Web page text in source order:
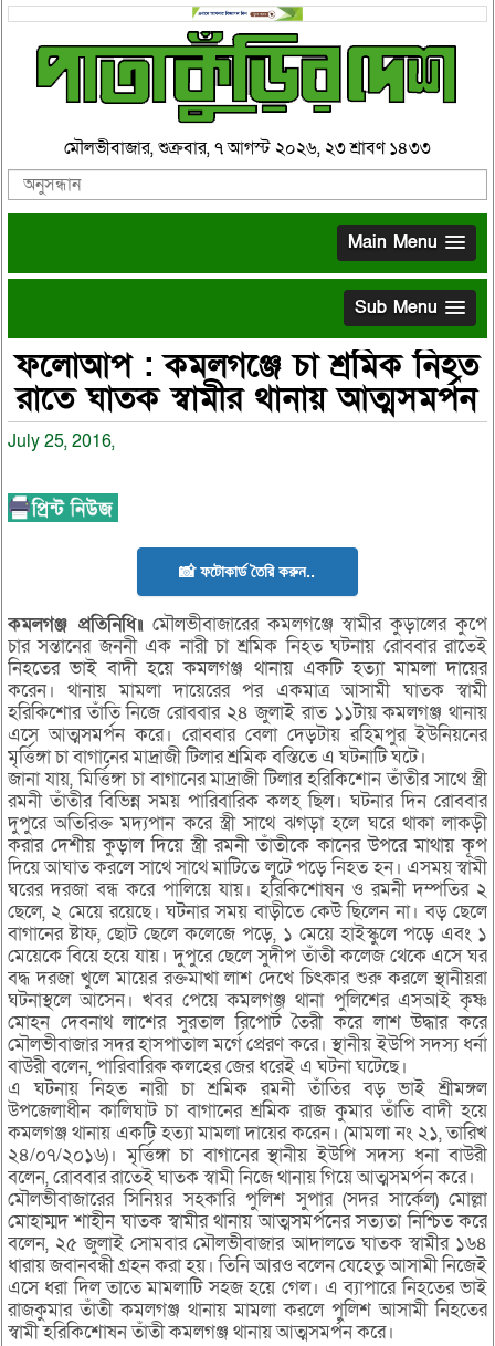
মৌলভীবাজার, শুক্রবার, ৭ আগস্ট ২০২৬, ২৩ শ্রাবণ ১৪৩৩
Main Menu
Sub Menu
ফলোআপ : কমলগঞ্জে চা শ্রমিক নিহত
রাতে ঘাতক স্বামীর থানায় আত্মসমর্পন
July 25, 2016,
📸 ফটোকার্ড তৈরি করুন..
কমলগঞ্জ প্রতিনিধি॥মৌলভীবাজারের কমলগঞ্জে স্বামীর কুড়ালের কুপে
চার সন্তানের জননী এক নারী চা শ্রমিক নিহত ঘটনায় রোববার রাতেই
নিহতের ভাই বাদী হয়ে কমলগঞ্জ থানায় একটি হত্যা মামলা দায়ের
করেন। থানায় মামলা দায়েরের পর একমাত্র আসামী ঘাতক স্বামী
হরিকিশোর তাঁতি নিজে রোববার ২৪ জুলাই রাত ১১টায় কমলগঞ্জ থানায়
এসে আত্মসমর্পন করে। রোববার বেলা দেড়টায় রহিমপুর ইউনিয়নের
মৃর্ত্তিঙ্গা চা বাগানের মাদ্রাজী টিলার শ্রমিক বস্তিতে এ ঘটনাটি ঘটে।
জানা যায়, মির্ত্তিঙ্গা চা বাগানের মাদ্রাজী টিলার হরিকিশোন তাঁতীর সাথে স্ত্রী
রমনী তাঁতীর বিভিন্ন সময় পারিবারিক কলহ ছিল। ঘটনার দিন রোববার
দুপুরে অতিরিক্ত মদ্যপান করে স্ত্রী সাথে ঝগড়া হলে ঘরে থাকা লাকড়ী
করার দেশীয় কুড়াল দিয়ে স্ত্রী রমনী তাঁতীকে কানের উপরে মাথায় কূপ
দিয়ে আঘাত করলে সাথে সাথে মাটিতে লুটে পড়ে নিহত হন। এসময় স্বামী
ঘরের দরজা বন্ধ করে পালিয়ে যায়। হরিকিশোষন ও রমনী দম্পতির ২
ছেলে, ২ মেয়ে রয়েছে। ঘটনার সময় বাড়ীতে কেউ ছিলেন না। বড় ছেলে
বাগানের ষ্টাফ, ছোট ছেলে কলেজে পড়ে, ১ মেয়ে হাইস্কুলে পড়ে এবং ১
মেয়েকে বিয়ে হয়ে যায়। দুপুরে ছেলে সুদীপ তাঁতী কলেজ থেকে এসে ঘর
বদ্ধ দরজা খুলে মায়ের রক্তমাখা লাশ দেখে চিৎকার শুরু করলে স্থানীয়রা
ঘটনাস্থলে আসেন। খবর পেয়ে কমলগঞ্জ থানা পুলিশের এসআই কৃষ্ণ
মোহন দেবনাথ লাশের সুরতাল রিপোর্ট তৈরী করে লাশ উদ্ধার করে
মৌলভীবাজার সদর হাসপাতাল মর্গে প্রেরণ করে। স্থানীয় ইউপি সদস্য ধর্না
বাউরী বলেন, পারিবারিক কলহের জের ধরেই এ ঘটনা ঘটেছে।
এ ঘটনায় নিহত নারী চা শ্রমিক রমনী তাঁতির বড় ভাই শ্রীমঙ্গল
উপজেলাধীন কালিঘাট চা বাগানের শ্রমিক রাজ কুমার তাঁতি বাদী হয়ে
কমলগঞ্জ থানায় একটি হত্যা মামলা দায়ের করেন। (মামলা নং ২১, তারিখ
২৪/০৭/২০১৬)। মৃর্ত্তিঙ্গা চা বাগানের স্থানীয় ইউপি সদস্য ধনা বাউরী
বলেন, রোববার রাতেই ঘাতক স্বামী নিজে থানায় গিয়ে আত্মসমর্পন করে।
মৌলভীবাজারের সিনিয়র সহকারি পুলিশ সুপার (সদর সার্কেল) মোল্লা
মোহাম্মদ শাহীন ঘাতক স্বামীর থানায় আত্মসমর্পনের সত্যতা নিশ্চিত করে
বলেন, ২৫ জুলাই সোমবার মৌলভীবাজার আদালতে ঘাতক স্বামীর ১৬৪
ধারায় জবানবন্ধী গ্রহন করা হয়। তিনি আরও বলেন যেহেতু আসামী নিজেই
এসে ধরা দিল তাতে মামলাটি সহজ হয়ে গেল। এ ব্যাপারে নিহতের ভাই
রাজকুমার তাঁতী কমলগঞ্জ থানায় মামলা করলে পুলিশ আসামী নিহতের
স্বামী হরিকিশোষন তাঁতী কমলগঞ্জ থানায় আত্মসমর্পন করে।